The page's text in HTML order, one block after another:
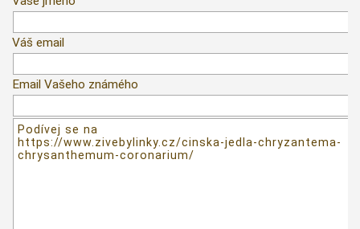
Váš email
Email Vašeho známého